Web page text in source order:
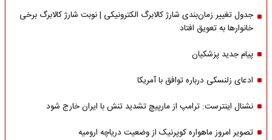
جدول تغییر زمان‌بندی شارژ کالابرگ الکترونیکی | نوبت شارژ کالابرگ برخی
خانوارها به تعویق افتاد
پیام جدید پزشکیان
ادعای زلنسکی درباره توافق با آمریکا
نشنال اینترست: ترامپ از مارپیچ تشدید تنش با ایران خارج شود
تصویر امروز ماهواره کوپرنیک از وضعیت دریاچه ارومیه